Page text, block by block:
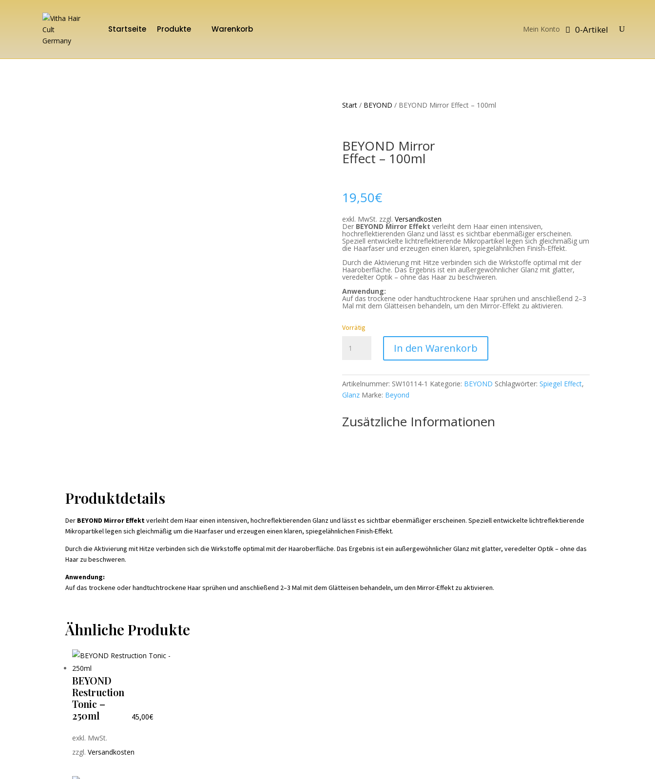
Startseite Produkte Warenkorb Mein Konto 0-Artikel
Start/ BEYOND / BEYOND Mirror Effect – 100ml
BEYOND Mirror
Effect – 100ml
19,50€
exkl. MwSt. zzgl. Versandkosten
Der BEYOND Mirror Effekt verleiht dem Haar einen intensiven,
hochreflektierenden Glanz und lässt es sichtbar ebenmäßiger erscheinen.
Speziell entwickelte lichtreflektierende Mikropartikel legen sich gleichmäßig um
die Haarfaser und erzeugen einen klaren, spiegelähnlichen Finish-Effekt.
Durch die Aktivierung mit Hitze verbinden sich die Wirkstoffe optimal mit der
Haaroberfläche. Das Ergebnis ist ein außergewöhnlicher Glanz mit glatter,
veredelter Optik – ohne das Haar zu beschweren.
Anwendung:
Auf das trockene oder handtuchtrockene Haar sprühen und anschließend 2–3
Mal mit dem Glätteisen behandeln, um den Mirror-Effekt zu aktivieren.
Vorrätig
Mirror
-
100ml
Menge
In den Warenkorb
Artikelnummer: SW10114-1 Kategorie: BEYOND Schlagwörter: Spiegel Effect,
Glanz Marke: Beyond
Zusätzliche Informationen
Produktdetails
Der BEYOND Mirror Effektverleiht dem Haar einen intensiven, hochreflektierenden Glanz und lässt es sichtbar ebenmäßiger erscheinen. Speziell entwickelte lichtreflektierende
Mikropartikel legen sich gleichmäßig um die Haarfaser und erzeugen einen klaren, spiegelähnlichen Finish-Effekt.
Durch die Aktivierung mit Hitze verbinden sich die Wirkstoffe optimal mit der Haaroberfläche. Das Ergebnis ist ein außergewöhnlicher Glanz mit glatter, veredelter Optik – ohne das
Haar zu beschweren.
Anwendung:
Auf das trockene oder handtuchtrockene Haar sprühen und anschließend 2–3 Mal mit dem Glätteisen behandeln, um den Mirror-Effekt zu aktivieren.
Ähnliche Produkte
BEYOND
Restruction
Tonic –
250ml
45,00€
exkl. MwSt.
zzgl.Versandkosten